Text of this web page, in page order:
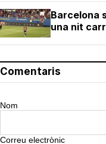
Barcelona
una nit
Comentaris
Nom
Correu electrònic